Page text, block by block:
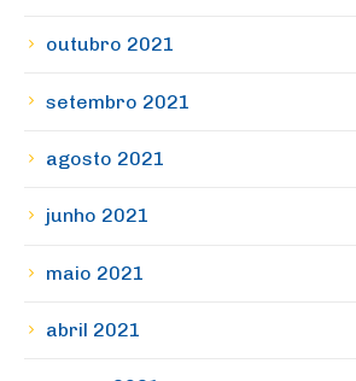
outubro 2021
setembro 2021
agosto 2021
junho 2021
maio 2021
abril 2021